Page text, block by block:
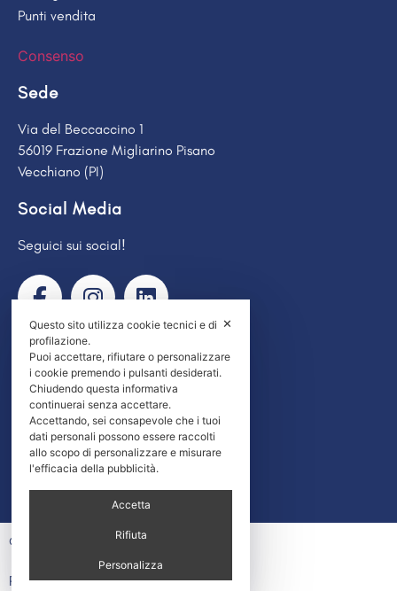
Punti vendita
Consenso
Sede
Via del Beccaccino 1
56019 Frazione Migliarino Pisano
Vecchiano (PI)
Social Media
Seguici sui social!
Recensioni
I nostri clienti ci danno una media di

© Access Lift by Baglini 2026
P.IVA 01424200507
✕
Questo sito utilizza cookie tecnici e di
profilazione.
Puoi accettare, rifiutare o personalizzare
i cookie premendo i pulsanti desiderati.
Chiudendo questa informativa
continuerai senza accettare.
Accettando, sei consapevole che i tuoi
dati personali possono essere raccolti
allo scopo di personalizzare e misurare
l'efficacia della pubblicità.
Accetta
Rifiuta
Personalizza